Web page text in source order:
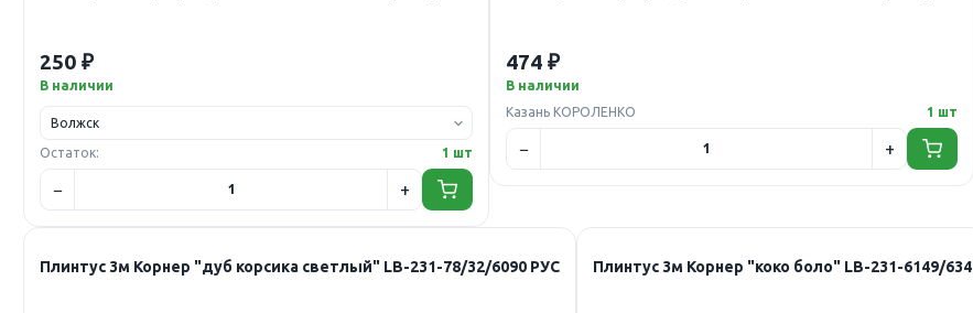
250 ₽
В наличии
Остаток: 1 шт
474 ₽
В наличии
Казань КОРОЛЕНКО
1 шт
Плинтус 3м Корнер "дуб корсика светлый" LB-231-78/32/6090 РУС Плинтус 3м Корнер "коко боло" LB-231-6149/634